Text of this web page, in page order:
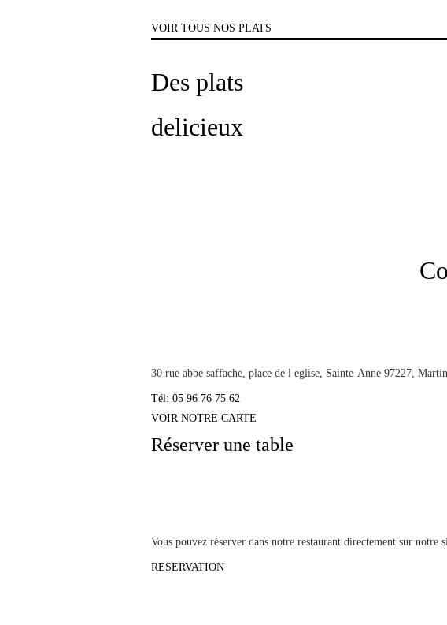
VOIR TOUS NOS PLATS
Des plats
delicieux
30 rue abbe saffache, place de l eglise, Sainte-Anne 97227,
Tél: 05 96 76 75 62
VOIR NOTRE CARTE
Réserver une table
Vous pouvez réserver dans notre restaurant directement sur notre
RESERVATION